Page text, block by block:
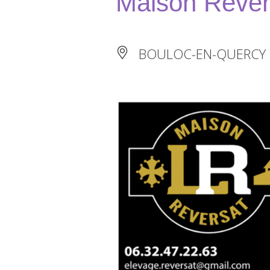
BOULOC-EN-QUERCY